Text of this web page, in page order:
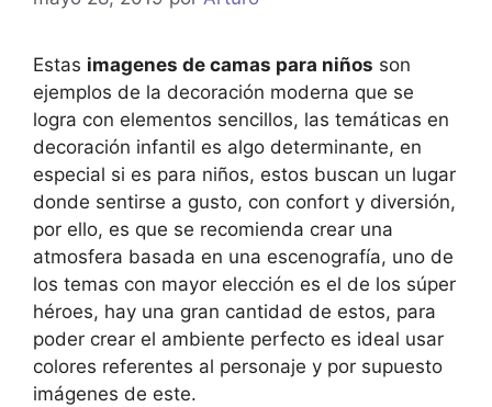
Estas imagenes de camas para niños son
ejemplos de la decoración moderna que se
logra con elementos sencillos, las temáticas en
decoración infantil es algo determinante, en
especial si es para niños, estos buscan un lugar
donde sentirse a gusto, con confort y diversión,
por ello, es que se recomienda crear una
atmosfera basada en una escenografía, uno de
los temas con mayor elección es el de los súper
héroes, hay una gran cantidad de estos, para
poder crear el ambiente perfecto es ideal usar
colores referentes al personaje y por supuesto
imágenes de este.